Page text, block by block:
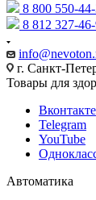
8 800 550-
8 812 327-
г. Санкт-
Товары для
Вконтакте
Telegram
YouTube
Автоматика